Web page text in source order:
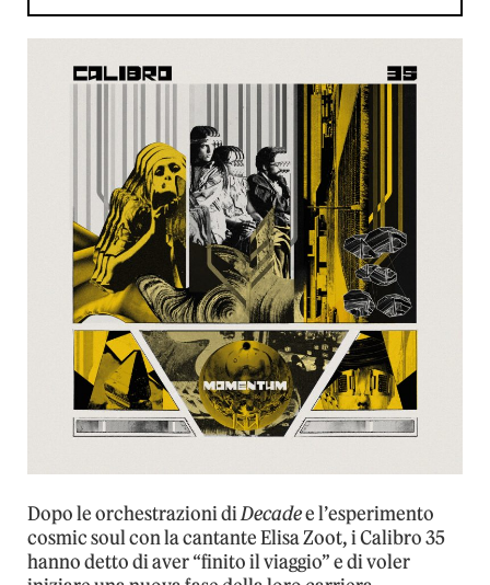
Dopo le orchestrazioni diDecadee l’esperimento
cosmic soul con la cantante Elisa Zoot, i Calibro 35
hanno detto di aver “finito il viaggio” e di voler